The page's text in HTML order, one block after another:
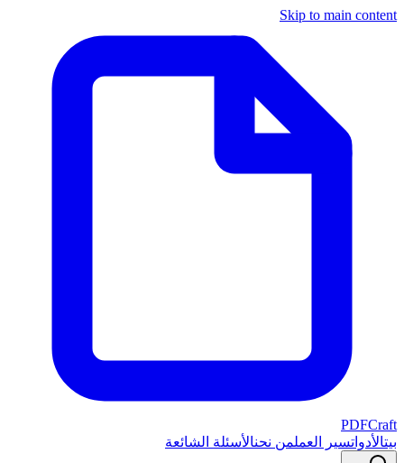
Skip to main content
PDFCraft
بيتالأدواتسير العملمن نحنالأسئلة الشائعة